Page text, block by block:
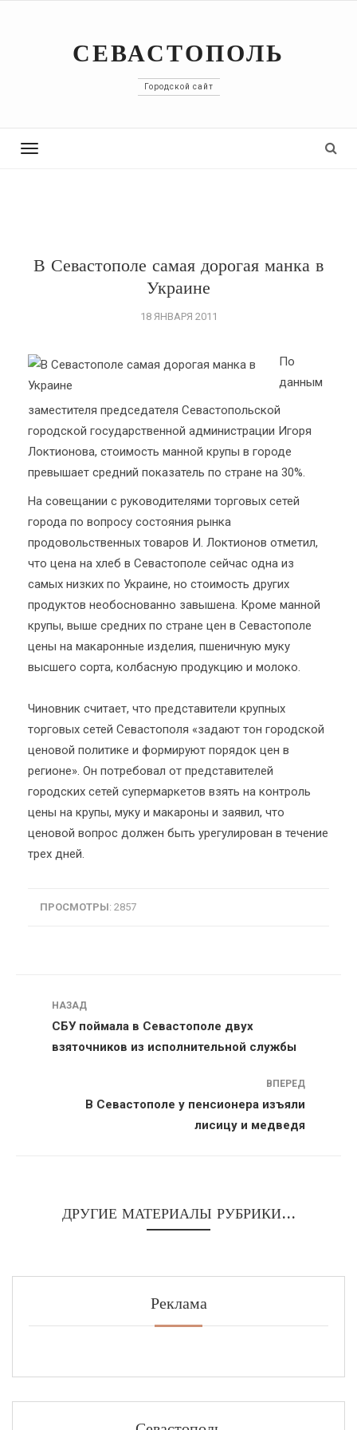
СЕВАСТОПОЛЬ
Городской сайт
Toggle
В Севастополе самая дорогая манка в
Украине
18 ЯНВАРЯ 2011
По
данным
заместителя председателя Севастопольской
городской государственной администрации Игоря
Локтионова, стоимость манной крупы в городе
превышает средний показатель по стране на 30%.
На совещании с руководителями торговых сетей
города по вопросу состояния рынка
продовольственных товаров И. Локтионов отметил,
что цена на хлеб в Севастополе сейчас одна из
самых низких по Украине, но стоимость других
продуктов необоснованно завышена. Кроме манной
крупы, выше средних по стране цен в Севастополе
цены на макаронные изделия, пшеничную муку
высшего сорта, колбасную продукцию и молоко.
Чиновник считает, что представители крупных
торговых сетей Севастополя «задают тон городской
ценовой политике и формируют порядок цен в
регионе». Он потребовал от представителей
городских сетей супермаркетов взять на контроль
цены на крупы, муку и макароны и заявил, что
ценовой вопрос должен быть урегулирован в течение
трех дней.
ПРОСМОТРЫ: 2857
Навигация
НАЗАД
СБУ поймала в Севастополе двух
взяточников из исполнительной службы
ВПЕРЕД
В Севастополе у пенсионера изъяли
лисицу и медведя
ДРУГИЕ МАТЕРИАЛЫ РУБРИКИ...
Реклама